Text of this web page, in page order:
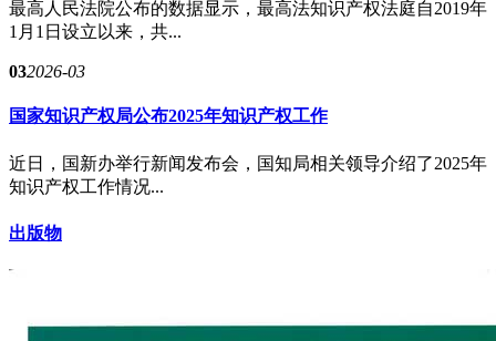
最高人民法院公布的数据显示，最高法知识产权法庭自2019年
1月1日设立以来，共...
032026-03
国家知识产权局公布2025年知识产权工作
近日，国新办举行新闻发布会，国知局相关领导介绍了2025年
知识产权工作情况...
出版物